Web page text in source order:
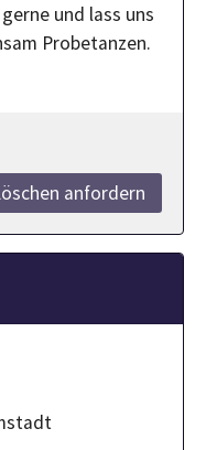
und lass uns
Probetanzen.
anfordern